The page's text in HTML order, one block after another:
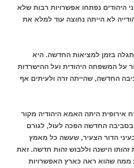
ה-20). בפני היהודים נפתחו אפשרויות רבות שלא
לא הייתה נחוצה עוד למלא את
בזמן למציאות החדשה. היא
המשפחה היהודית ועל ההישרדות
החדשה, שהייתה זרה ולעיתים אף
היתה האמא היהודיה מקור
החדשה הפכה לעול, לגורם
הדור הצעיר, שעשה כל מאמץ
הישנה וללבוש זהות חדשה. זאת
ממה שהוא ראה כארץ האפשרויות